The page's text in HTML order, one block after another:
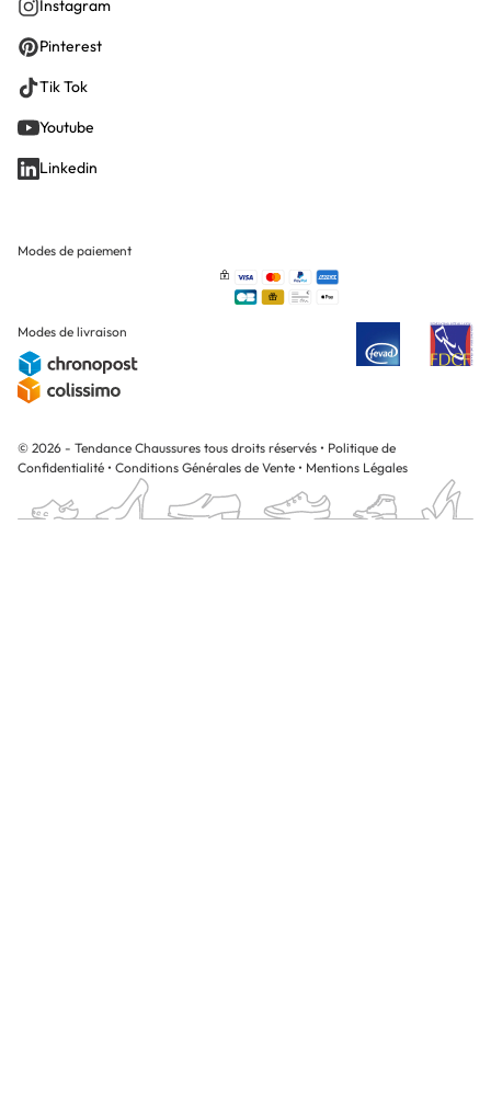
Instagram
Pinterest
Tik Tok
Youtube
Linkedin
Modes de paiement
Modes de livraison
© 2026 - Tendance Chaussures tous droits réservés • Politique de
Confidentialité • Conditions Générales de Vente • Mentions Légales